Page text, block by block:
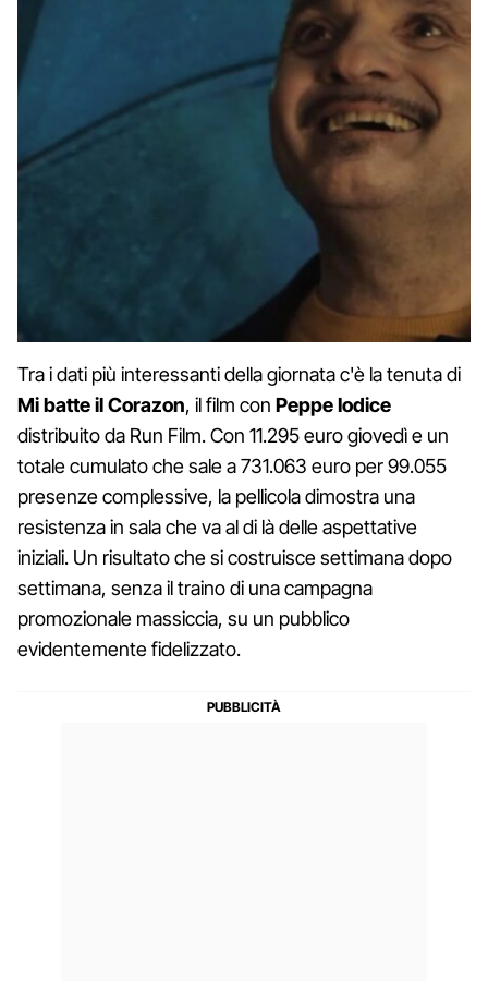
Tra i dati più interessanti della giornata c'è la tenuta di
Mi batte il Corazon, il film con PeppeIodice
distribuito da Run Film. Con 11.295 euro giovedì e un
totale cumulato che sale a 731.063 euro per 99.055
presenze complessive, la pellicola dimostra una
resistenza in sala che va al di là delle aspettative
iniziali. Un risultato che si costruisce settimana dopo
settimana, senza il traino di una campagna
promozionale massiccia, su un pubblico
evidentemente fidelizzato.